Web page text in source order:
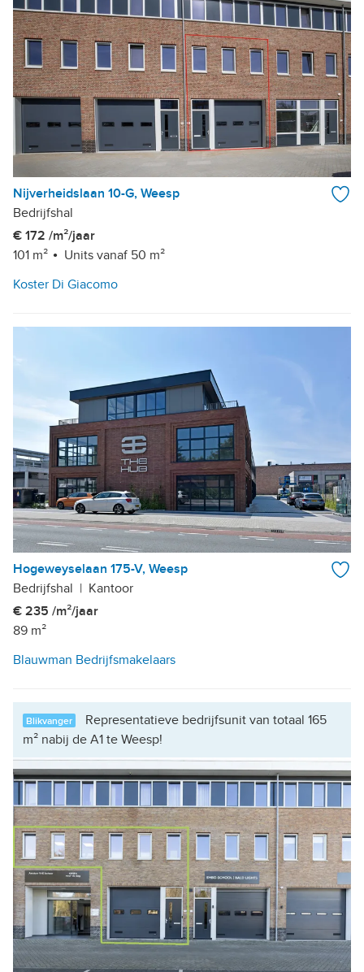
Nijverheidslaan 10-G, Weesp
Bedrijfshal
€ 172 /m²/jaar
101 m²
Units vanaf 50 m²
Koster Di Giacomo
Hogeweyselaan 175-V, Weesp
Bedrijfshal | Kantoor
€ 235 /m²/jaar
89 m²
Blauwman Bedrijfsmakelaars
Blikvanger
Representatieve bedrijfsunit van totaal 165
m² nabij de A1 te Weesp!